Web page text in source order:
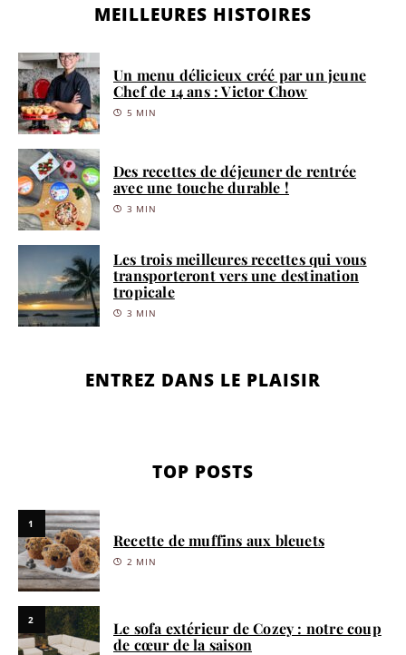
MEILLEURES HISTOIRES
Un menu délicieux créé par un jeune
Chef de 14 ans : Victor Chow
5 MIN
Des recettes de déjeuner de rentrée
avec une touche durable !
3 MIN
Les trois meilleures recettes qui vous
transporteront vers une destination
tropicale
3 MIN
ENTREZ DANS LE PLAISIR
TOP POSTS
1
Recette de muffins aux bleuets
2 MIN
2
Le sofa extérieur de Cozey : notre coup
de cœur de la saison